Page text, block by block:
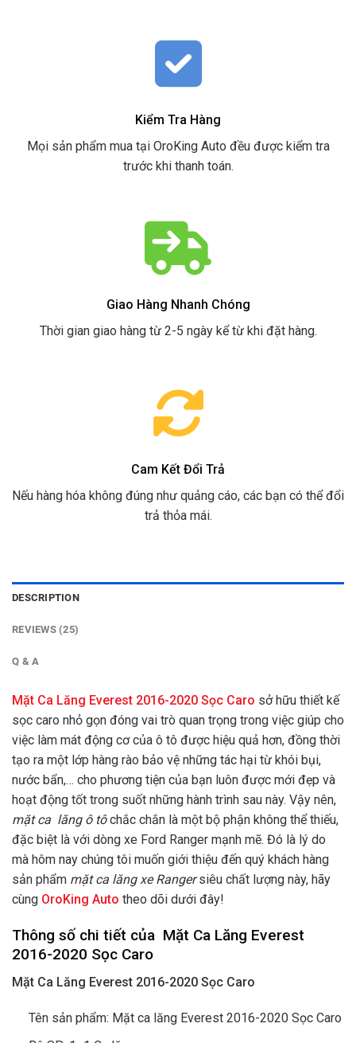
Kiểm Tra Hàng
Mọi sản phẩm mua tại OroKing Auto đều được kiểm tra
trước khi thanh toán.
Giao Hàng Nhanh Chóng
Thời gian giao hàng từ 2-5 ngày kể từ khi đặt hàng.
Cam Kết Đổi Trả
Nếu hàng hóa không đúng như quảng cáo, các bạn có thể đổi
trả thỏa mái.
DESCRIPTION
REVIEWS (25)
Q & A
Mặt Ca Lăng Everest 2016-2020 Sọc Caro sở hữu thiết kế
sọc caro nhỏ gọn đóng vai trò quan trọng trong việc giúp cho
việc làm mát động cơ của ô tô được hiệu quả hơn, đồng thời
tạo ra một lớp hàng rào bảo vệ những tác hại từ khói bụi,
nước bẩn,… cho phương tiện của bạn luôn được mới đẹp và
hoạt động tốt trong suốt những hành trình sau này. Vậy nên,
mặt ca lăng ô tôchắc chắn là một bộ phận không thể thiếu,
đặc biệt là với dòng xe Ford Ranger mạnh mẽ. Đó là lý do
mà hôm nay chúng tôi muốn giới thiệu đến quý khách hàng
sản phẩm mặt ca lăng xe Rangersiêu chất lượng này, hãy
cùng OroKing Auto theo dõi dưới đây!
Thông số chi tiết của Mặt Ca Lăng Everest
2016-2020 Sọc Caro
Mặt Ca Lăng Everest 2016-2020 Sọc Caro
Tên sản phẩm: Mặt ca lăng Everest 2016-2020 Sọc Caro